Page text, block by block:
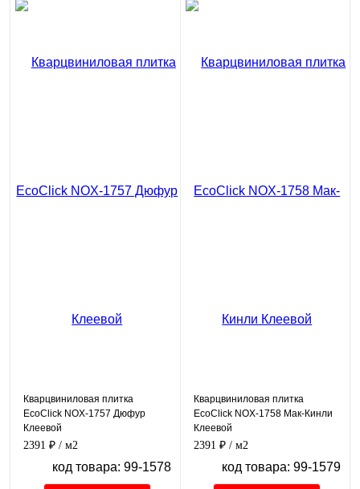
Кварцвиниловая плитка
EcoClick NOX-1757 Дюфур
Клеевой
2391 ₽ / м2
код товара: 99-1578
Кварцвиниловая плитка
EcoClick NOX-1758 Мак-Кинли
Клеевой
2391 ₽ / м2
код товара: 99-1579